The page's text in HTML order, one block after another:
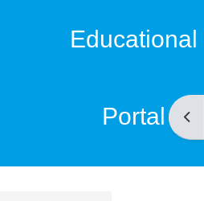
Educational
Portal